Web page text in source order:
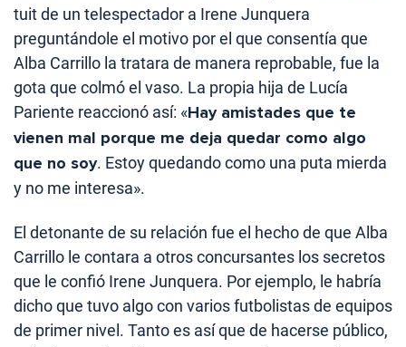
tuit de un telespectador a Irene Junquera
preguntándole el motivo por el que consentía que
Alba Carrillo la tratara de manera reprobable, fue la
gota que colmó el vaso. La propia hija de Lucía
Pariente reaccionó así: «Hay amistades que te
vienen mal porque me deja quedar como algo
que no soy. Estoy quedando como una puta mierda
y no me interesa».
El detonante de su relación fue el hecho de que Alba
Carrillo le contara a otros concursantes los secretos
que le confió Irene Junquera. Por ejemplo, le habría
dicho que tuvo algo con varios futbolistas de equipos
de primer nivel. Tanto es así que de hacerse público,